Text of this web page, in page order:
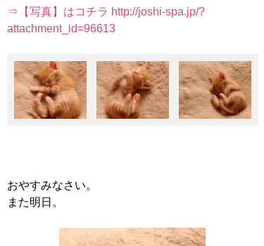
⇒【写真】はコチラ http://joshi-spa.jp/?
attachment_id=96613
おやすみなさい。
また明日。